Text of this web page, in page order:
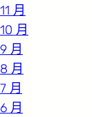
月
月
月
月
月
月